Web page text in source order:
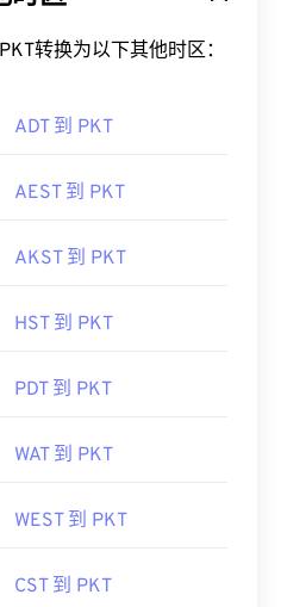
转换为以下其他时区：
ADT 到 PKT
AEST 到 PKT
AKST 到 PKT
HST 到 PKT
PDT 到 PKT
WAT 到 PKT
WEST 到 PKT
CST 到 PKT